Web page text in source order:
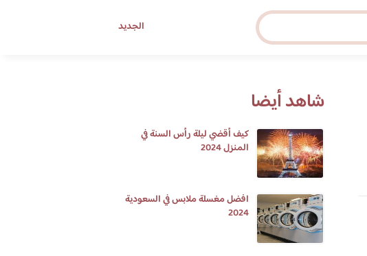
الجديد
شاهد أيضا
كيف أقضي ليلة رأس السنة في
المنزل 2024
افضل مغسلة ملابس في السعودية
2024